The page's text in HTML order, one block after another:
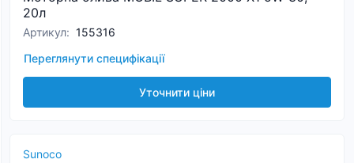
20л
Артикул: 155316
Переглянути специфікації
Уточнити ціни
Sunoco